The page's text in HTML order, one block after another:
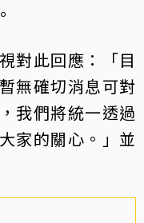
對此回應：「目
無確切消息可對
我們將統一透過
家的關心。」並